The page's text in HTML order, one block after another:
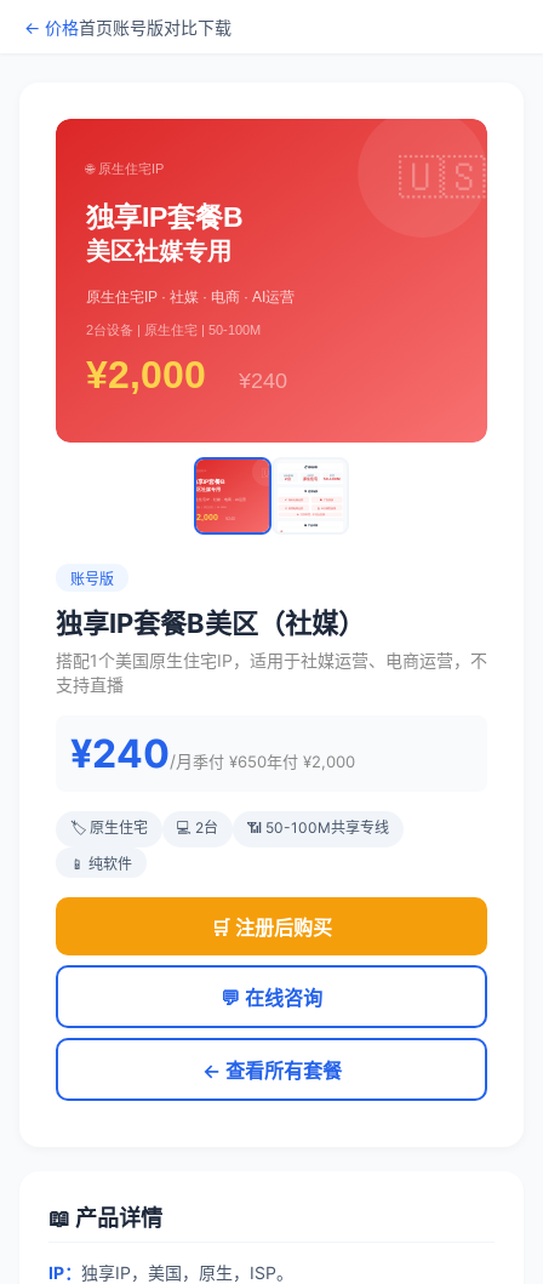
← 价格首页账号版对比下载
账号版
独享IP套餐B美区（社媒）
搭配1个美国原生住宅IP，适用于社媒运营、电商运营，不
支持直播
¥240/月季付 ¥650年付 ¥2,000
🏷️ 原生住宅 💻 2台
📶 50-100M共享专线
📱 纯软件
🛒 注册后购买
💬 在线咨询
← 查看所有套餐
📖 产品详情
IP： 独享IP，美国，原生，ISP。